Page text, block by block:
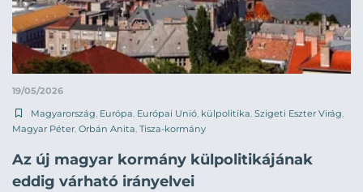
19/05/2026
Magyarország, Európa, Európai Unió, külpolitika, Szigeti Eszter Virág,
Magyar Péter, Orbán Anita, Tisza-kormány
Az új magyar kormány külpolitikájának
eddig várható irányelvei